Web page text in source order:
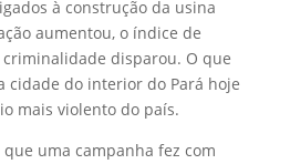
à construção da usina
aumentou, o índice de
disparou. O que
cidade do interior do Pará hoje
mais violento do país.
uma campanha fez com